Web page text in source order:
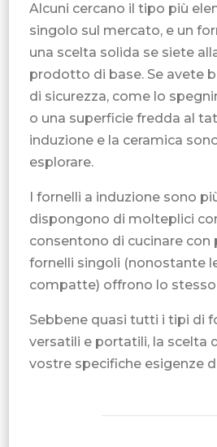
Alcuni cercano il tipo più
singolo sul mercato, e un
una scelta solida se siete
prodotto di base. Se avete
di sicurezza, come lo
o una superficie fredda al
induzione e la ceramica
esplorare.
I fornelli a induzione sono
dispongono di molteplici
consentono di cucinare con
fornelli singoli (nonostante
compatte) offrono lo
Sebbene quasi tutti i tipi di
versatili e portatili, la scelta
vostre specifiche esigenze